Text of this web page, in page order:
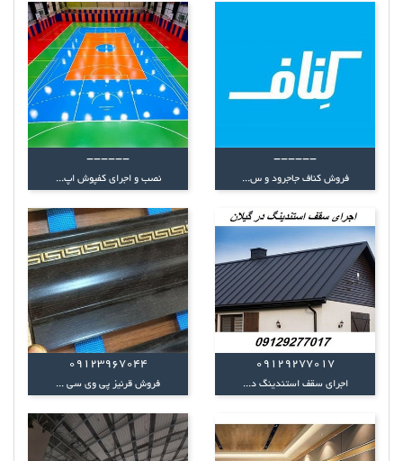
------
فروش کناف جاجرود و س...
------
نصب و اجرای کفپوش اپ...
09129277017
اجرای سقف استندینگ د...
09123967044
فروش قرنیز پی وی سی ...